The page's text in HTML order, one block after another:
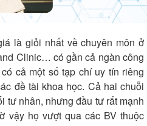
là giỏi nhất về chuyên môn ở
Clinic… có gần cả ngàn công
cả một số tạp chí uy tín riêng
đề tài khoa học. Cả hai chuỗi
tư nhân, nhưng đầu tư rất mạnh
vậy họ vượt qua các BV thuộc